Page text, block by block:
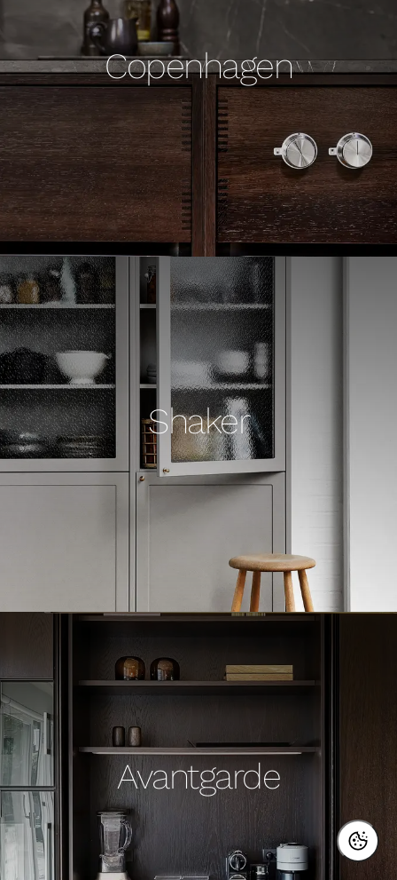
Copenhagen
Shaker
Avantgarde